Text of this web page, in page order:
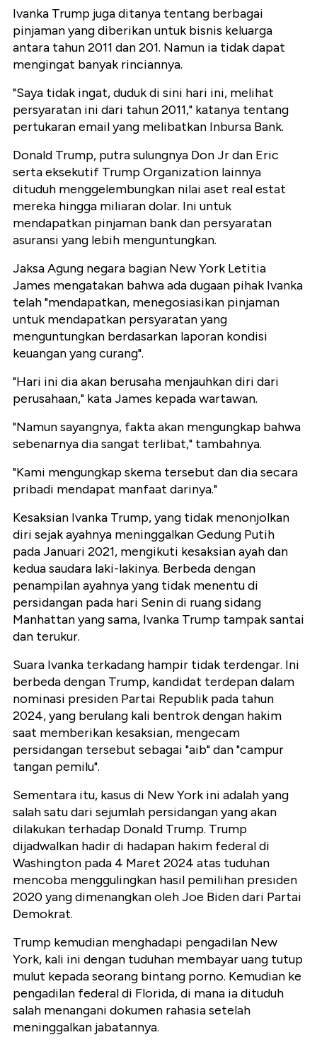
Ivanka Trump juga ditanya tentang berbagai
pinjaman yang diberikan untuk bisnis keluarga
antara tahun 2011 dan 201. Namun ia tidak dapat
mengingat banyak rinciannya.
"Saya tidak ingat, duduk di sini hari ini, melihat
persyaratan ini dari tahun 2011," katanya tentang
pertukaran email yang melibatkan Inbursa Bank.
Donald Trump, putra sulungnya Don Jr dan Eric
serta eksekutif Trump Organization lainnya
dituduh menggelembungkan nilai aset real estat
mereka hingga miliaran dolar. Ini untuk
mendapatkan pinjaman bank dan persyaratan
asuransi yang lebih menguntungkan.
Jaksa Agung negara bagian New York Letitia
James mengatakan bahwa ada dugaan pihak Ivanka
telah "mendapatkan, menegosiasikan pinjaman
untuk mendapatkan persyaratan yang
menguntungkan berdasarkan laporan kondisi
keuangan yang curang".
"Hari ini dia akan berusaha menjauhkan diri dari
perusahaan," kata James kepada wartawan.
"Namun sayangnya, fakta akan mengungkap bahwa
sebenarnya dia sangat terlibat," tambahnya.
"Kami mengungkap skema tersebut dan dia secara
pribadi mendapat manfaat darinya."
Kesaksian Ivanka Trump, yang tidak menonjolkan
diri sejak ayahnya meninggalkan Gedung Putih
pada Januari 2021, mengikuti kesaksian ayah dan
kedua saudara laki-lakinya. Berbeda dengan
penampilan ayahnya yang tidak menentu di
persidangan pada hari Senin di ruang sidang
Manhattan yang sama, Ivanka Trump tampak santai
dan terukur.
Suara Ivanka terkadang hampir tidak terdengar. Ini
berbeda dengan Trump, kandidat terdepan dalam
nominasi presiden Partai Republik pada tahun
2024, yang berulang kali bentrok dengan hakim
saat memberikan kesaksian, mengecam
persidangan tersebut sebagai "aib" dan "campur
tangan pemilu".
Sementara itu, kasus di New York ini adalah yang
salah satu dari sejumlah persidangan yang akan
dilakukan terhadap Donald Trump. Trump
dijadwalkan hadir di hadapan hakim federal di
Washington pada 4 Maret 2024 atas tuduhan
mencoba menggulingkan hasil pemilihan presiden
2020 yang dimenangkan oleh Joe Biden dari Partai
Demokrat.
Trump kemudian menghadapi pengadilan New
York, kali ini dengan tuduhan membayar uang tutup
mulut kepada seorang bintang porno. Kemudian ke
pengadilan federal di Florida, di mana ia dituduh
salah menangani dokumen rahasia setelah
meninggalkan jabatannya.